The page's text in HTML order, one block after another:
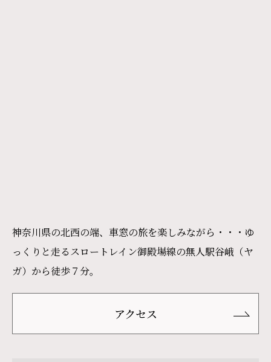
神奈川県の北西の端、車窓の旅を楽しみながら・・・ゆ
っくりと走るスロートレイン御殿場線の無人駅谷峨（ヤ
ガ）から徒歩７分。
アクセス